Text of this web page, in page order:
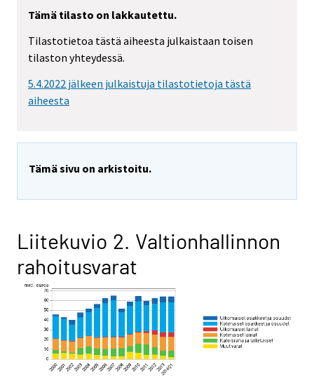
Tämä tilasto on lakkautettu.
Tilastotietoa tästä aiheesta julkaistaan toisen
tilaston yhteydessä.
5.4.2022 jälkeen julkaistuja tilastotietoja tästä
aiheesta
Tämä sivu on arkistoitu.
Liitekuvio 2. Valtionhallinnon
rahoitusvarat